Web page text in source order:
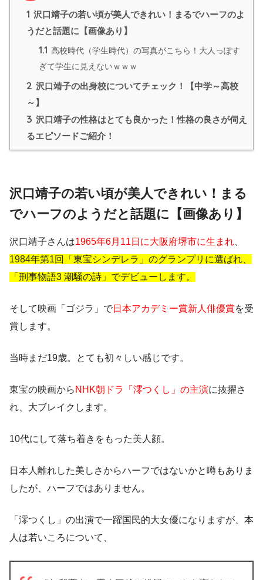
1 沢口靖子の若い頃が美人できれい！まるでハーフのよ
うだと話題に【画像あり】
1.1 高校時代（学生時代）の写真がこちら！大人っぽす
ぎて学生に見えないｗｗｗ
2 沢口靖子の出身校についてチェック！【中学～高校
～】
3 沢口靖子の性格はとても良かった！性格の良さが伺え
るエピソードご紹介！
沢口靖子の若い頃が美人できれい！まる
でハーフのようだと話題に【画像あり】
沢口靖子さんは1965年6月11日に大阪府堺市に生まれ
1984年第1回「東宝シンデレラ」のグランプリに選ばれ、
「刑事物語3 潮騒の詩」でデビューします。
そして映画「ゴジラ」で日本アカデミー賞新人俳優賞を受
賞します。
当時まだ19歳。とても初々しい感じです。
東宝の映画から NHK朝ドラ「澪つくし」の主演に抜擢さ
れ、大ブレイクします。
10代にして落ち着きをもった美人顔。
日本人離れした美しさからハーフではないかと噂もありま
したが、ハーフではありません。
「澪つくし」の出演で一躍国民的大女優になりますが、本
人は若いころについて、